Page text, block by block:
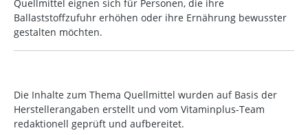
Quellmittel eignen sich für Personen, die ihre
Ballaststoffzufuhr erhöhen oder ihre Ernährung bewusster
gestalten möchten.
Die Inhalte zum Thema Quellmittel wurden auf Basis der
Herstellerangaben erstellt und vom Vitaminplus-Team
redaktionell geprüft und aufbereitet.